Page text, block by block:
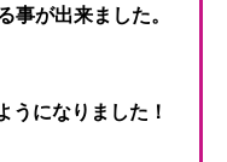
事が出来ました。
うになりました！